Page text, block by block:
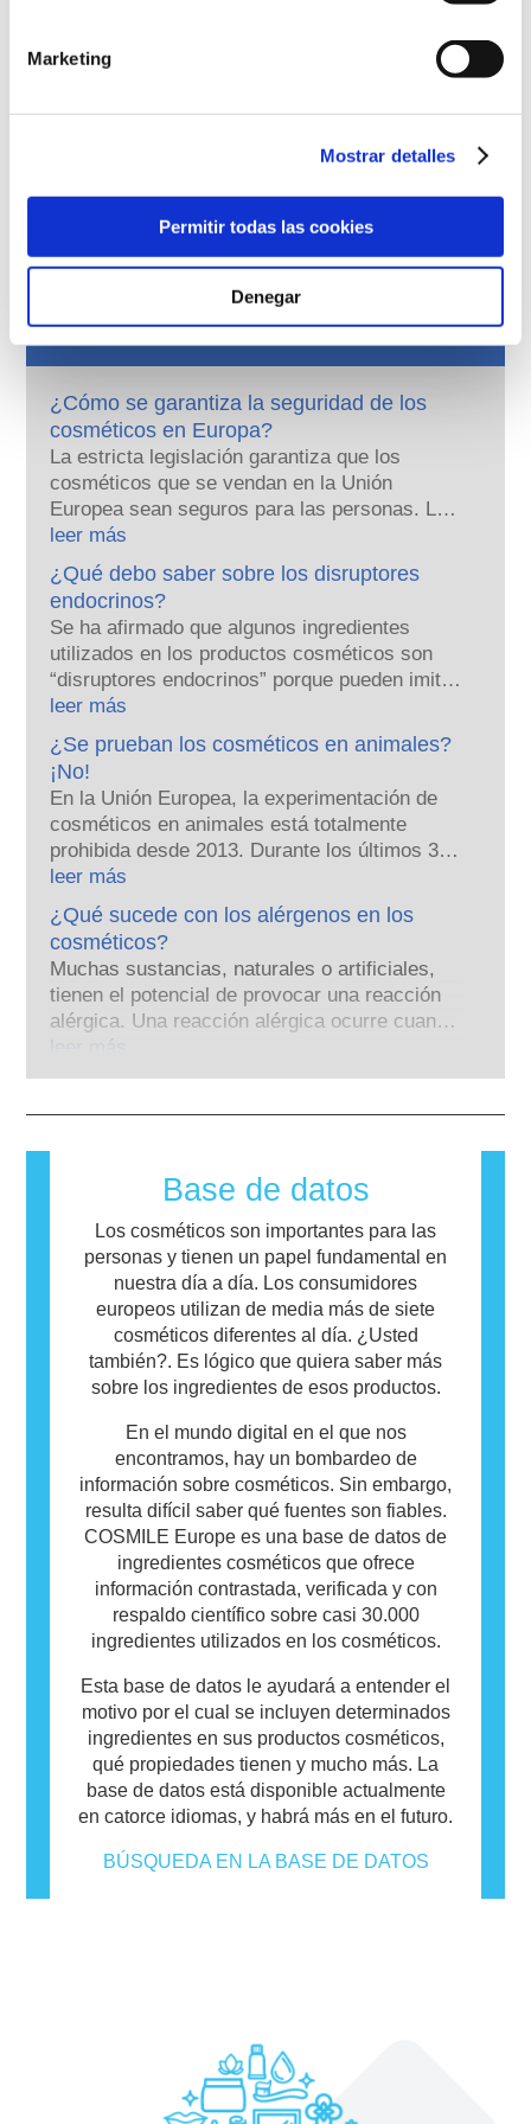
Marketing
Mostrar detalles
Permitir todas las cookies
Denegar
Los ingredientes cosméticos están sujetos a
regulación. Por favor, tenga en cuenta que podrían
aplicarse diferentes regulaciones a los ingredientes
cosméticos fuera de la UE.
Conozca sus cosméticos
¿Cómo se garantiza la seguridad de los
cosméticos en Europa?
La estricta legislación garantiza que los
cosméticos que se vendan en la Unión
Europea sean seguros para las personas. Las
empresas y las autoridades reguladoras
nacionales y europeas tienen la
responsabilidad compartida de garantizar la
seguridad de los productos cosméticos.
leer más
¿Qué debo saber sobre los disruptores
endocrinos?
Se ha afirmado que algunos ingredientes
utilizados en los productos cosméticos son
“disruptores endocrinos” porque pueden imitar
algunas de las propiedades de nuestras
hormonas. El hecho de que algo pueda imitar
a una hormona no significa que vaya a alterar
nuestro sistema endocrino. Muchas
sustancias, incluidas las naturales, imitan a
las hormonas, pero muy pocas, en su mayoría
potentes medicamentos, han demostrado
causar alteraciones en el sistema endocrino.
Las rigurosas evaluaciones de seguridad de
los productos, realizadas por expertos
científicos cualificados, que las empresas
están legalmente obligadas a llevar a cabo
cubren todos los riesgos potenciales, incluida
la posible alteración endocrina.
leer más
¿Se prueban los cosméticos en animales?
¡No!
En la Unión Europea, la experimentación de
cosméticos en animales está totalmente
prohibida desde 2013. Durante los últimos 30
años, mucho antes de que se estableciera la
prohibición, la industria cosmética y de
cuidado personal ha invertido en investigación
y desarrollo para ser pionera en alternativas a
las herramientas de experimentación con
animales para evaluar la seguridad de los
ingredientes y productos cosméticos.
leer más
¿Qué sucede con los alérgenos en los
cosméticos?
Muchas sustancias, naturales o artificiales,
tienen el potencial de provocar una reacción
alérgica. Una reacción alérgica ocurre cuando
el sistema inmunológico de una persona
de cuidado personal pueden contener
ingredientes que pueden resultar alergénicos
para algunas personas. Esto no significa que
el producto no sea seguro para que otros lo
utilicen.
leer más
Base de datos
Los cosméticos son importantes para las
personas y tienen un papel fundamental en
nuestra día a día. Los consumidores
europeos utilizan de media más de siete
cosméticos diferentes al día. ¿Usted
también?. Es lógico que quiera saber más
sobre los ingredientes de esos productos.
En el mundo digital en el que nos
encontramos, hay un bombardeo de
información sobre cosméticos. Sin embargo,
resulta difícil saber qué fuentes son fiables.
COSMILE Europe es una base de datos de
ingredientes cosméticos que ofrece
información contrastada, verificada y con
respaldo científico sobre casi 30.000
ingredientes utilizados en los cosméticos.
Esta base de datos le ayudará a entender el
motivo por el cual se incluyen determinados
ingredientes en sus productos cosméticos,
qué propiedades tienen y mucho más. La
base de datos está disponible actualmente
en catorce idiomas, y habrá más en el futuro.
BÚSQUEDA EN LA BASE DE DATOS